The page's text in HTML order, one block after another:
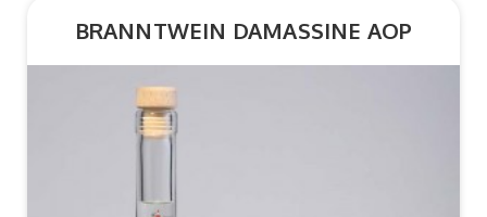
BRANNTWEIN DAMASSINE AOP